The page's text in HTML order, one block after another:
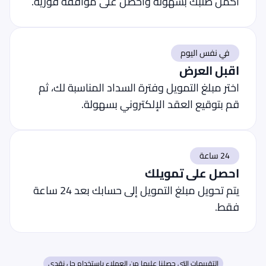
في نفس اليوم
اقبل العرض
اختر مبلغ التمويل وفترة السداد المناسبة لك، ثم
قم بتوقيع العقد الإلكتروني بسهولة.
24 ساعة
احصل على تمويلك
يتم تحويل مبلغ التمويل إلى حسابك بعد 24 ساعة
فقط.